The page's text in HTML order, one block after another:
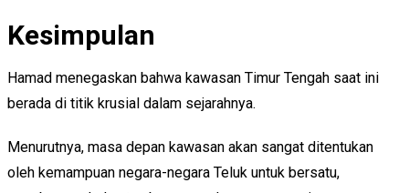
Kesimpulan
Hamad menegaskan bahwa kawasan Timur Tengah saat ini
berada di titik krusial dalam sejarahnya.
Menurutnya, masa depan kawasan akan sangat ditentukan
oleh kemampuan negara-negara Teluk untuk bersatu,